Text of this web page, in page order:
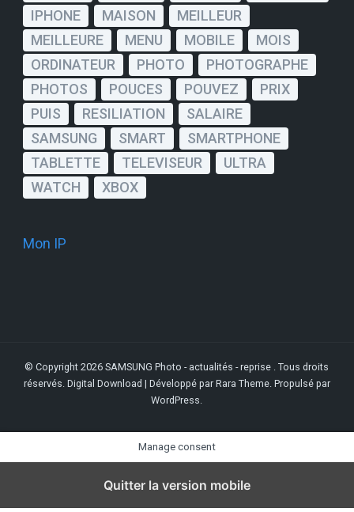
IPHONE
MAISON
MEILLEUR
MEILLEURE
MENU MOBILE
MOIS
ORDINATEUR
PHOTO
PHOTOGRAPHE
PHOTOS
POUCES POUVEZ
PRIX
PUIS
RESILIATION
SALAIRE
SAMSUNG
SMART
SMARTPHONE
TABLETTE
TELEVISEUR
ULTRA
WATCH
XBOX
Mon IP
© Copyright 2026SAMSUNG Photo - actualités - reprise . Tous droits
réservés. Digital Download | Développé par Rara Theme . Propulsé par
WordPress
Manage consent
Quitter la version mobile